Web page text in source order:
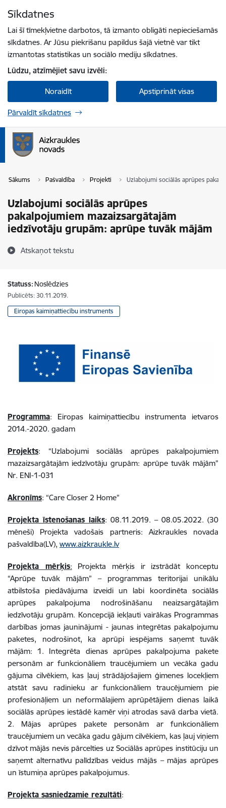
Sīkdatnes
Lai šī tīmekļvietne darbotos, tā izmanto obligāti nepieciešamās
sīkdatnes. Ar Jūsu piekrišanu papildus šajā vietnē var tikt
izmantotas statistikas un sociālo mediju sīkdatnes.
Lūdzu, atzīmējiet savu izvēli:
Noraidīt Apstiprināt visas
Pārvaldīt sīkdatnes
Sākums Pašvaldība Projekti Uzlabojumi sociālās aprūpes
Uzlabojumi sociālās aprūpes
pakalpojumiem mazaizsargātajām
iedzīvotāju grupām: aprūpe tuvāk mājām
Atskaņot tekstu
Statuss: Noslēdzies
Publicēts: 30.11.2019.
Eiropas kaimiņattiecību instruments
Programma: Eiropas kaimiņattiecību instrumenta ietvaros
2014.-2020. gadam
Projekts: “Uzlabojumi sociālās aprūpes pakalpojumiem
mazaizsargātajām iedzīvotāju grupām: aprūpe tuvāk mājām”
Nr. ENI-1-031
Akronīms: “Care Closer 2 Home”
Projekta īstenošanas laiks: 08.11.2019. – 08.05.2022. (30
mēneši) Projekta vadošais partneris: Aizkraukles novada
pašvaldība(LV), www.aizkraukle.lv
Projekta mērķis: Projekta mērķis ir izstrādāt konceptu
“Aprūpe tuvāk mājām” – programmas teritorijai unikālu
atbilstoša piedāvājuma izveidi un labi koordinēta sociālās
aprūpes pakalpojuma nodrošināšanu neaizsargātajām
iedzīvotāju grupām. Koncepcijā iekļauti vairākas Programmas
darbības jomas jauninājumi - jaunas integrētas pakalpojumu
paketes, nodrošinot, ka aprūpi iespējams saņemt tuvāk
mājām: 1. Integrēta dienas aprūpes pakalpojuma pakete
personām ar funkcionāliem traucējumiem un vecāka gadu
gājuma cilvēkiem, kas ļauj strādājošajiem ģimenes locekļiem
atstāt savu radinieku ar funkcionāliem traucējumiem pie
profesionāļiem un neformālajiem aprūpētājiem dienas laikā
sociālās aprūpes iestādē kamēr viņi atrodas savā darba vietā.
2. Mājas aprūpes pakete personām ar funkcionāliem
traucējumiem un vecāka gadu gājum cilvēkiem, kas ļauj viņiem
dzīvot mājās nevis pārcelties uz Sociālās aprūpes institūciju un
saņemt alternatīvu palīdzības veidus mājās – mājas aprūpes
un īstumiņa aprūpes pakalpojumus.
Projekta sasniedzamie rezultāti: